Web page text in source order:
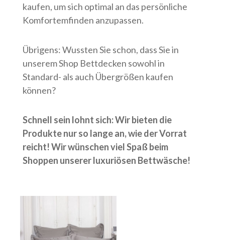
kaufen, um sich optimal an das persönliche
Komfortemfinden anzupassen.
Übrigens: Wussten Sie schon, dass Sie in
unserem Shop Bettdecken sowohl in
Standard- als auch Übergrößen kaufen
können?
Schnell sein lohnt sich: Wir bieten die
Produkte nur so lange an, wie der Vorrat
reicht! Wir wünschen viel Spaß beim
Shoppen unserer luxuriösen Bettwäsche!